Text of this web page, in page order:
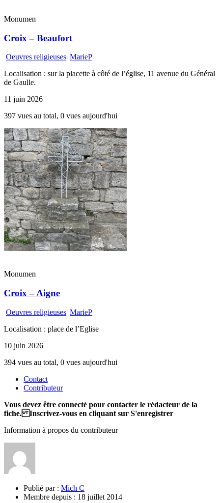
Monumen
Croix – Beaufort
Oeuvres religieuses| MarieP
Localisation : sur la placette à côté de l’église, 11 avenue du Général
de Gaulle.
11 juin 2026
397 vues au total, 0 vues aujourd'hui
Monumen
Croix – Aigne
Oeuvres religieuses| MarieP
Localisation : place de l’Eglise
10 juin 2026
394 vues au total, 0 vues aujourd'hui
Contact
Contributeur
Vous devez être connecté pour contacter le rédacteur de la
fiche. Inscrivez-vous en cliquant sur S'enregistrer
Information à propos du contributeur
Publié par : Mich C
Membre depuis : 18 juillet 2014